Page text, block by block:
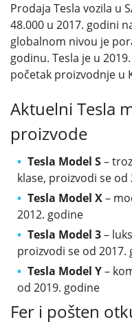
Prodaja Tesla vozila u
48.000 u 2017. godini
globalnom nivou je
godinu. Tesla je u
početak proizvodnje u
Aktuelni Tesla
proizvode
Tesla Model S–
klase, proizvodi se od
Tesla Model X–
2012. godine
Tesla Model 3–
proizvodi se od 2017.
Tesla Model Y–
od 2019. godine
Fer i pošten